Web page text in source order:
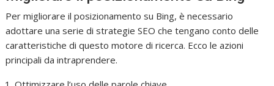
Per migliorare il posizionamento su Bing, è necessario
adottare una serie di strategie SEO che tengano conto delle
caratteristiche di questo motore di ricerca. Ecco le azioni
principali da intraprendere.